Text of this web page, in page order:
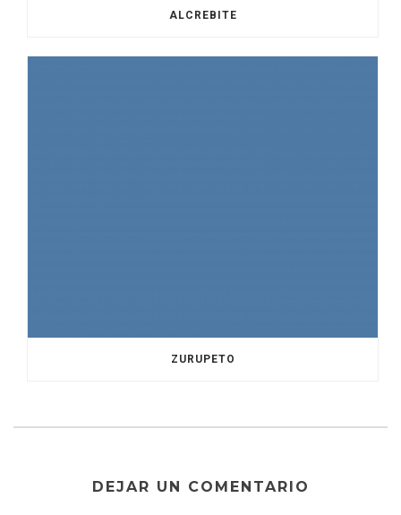
ALCREBITE
ZURUPETO
DEJAR UN COMENTARIO